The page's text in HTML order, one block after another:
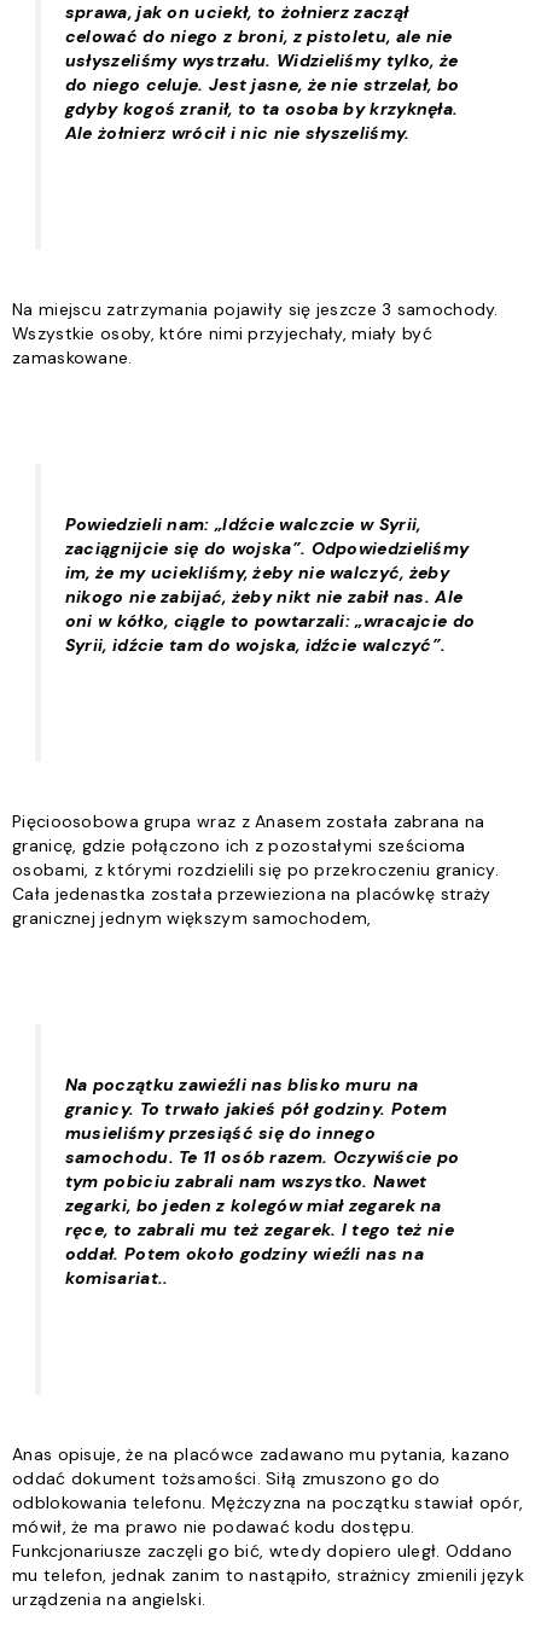
sprawa, jak on uciekł, to żołnierz zaczął
celować do niego z broni, z pistoletu, ale nie
usłyszeliśmy wystrzału. Widzieliśmy tylko, że
do niego celuje. Jest jasne, że nie strzelał, bo
gdyby kogoś zranił, to ta osoba by krzyknęła.
Ale żołnierz wrócił i nic nie słyszeliśmy.
Na miejscu zatrzymania pojawiły się jeszcze 3 samochody.
Wszystkie osoby, które nimi przyjechały, miały być
zamaskowane.
Powiedzieli nam: „Idźcie walczcie w Syrii,
zaciągnijcie się do wojska”. Odpowiedzieliśmy
im, że my uciekliśmy, żeby nie walczyć, żeby
nikogo nie zabijać, żeby nikt nie zabił nas. Ale
oni w kółko, ciągle to powtarzali: „wracajcie do
Syrii, idźcie tam do wojska, idźcie walczyć”.
Pięcioosobowa grupa wraz z Anasem została zabrana na
granicę, gdzie połączono ich z pozostałymi sześcioma
osobami, z którymi rozdzielili się po przekroczeniu granicy.
Cała jedenastka została przewieziona na placówkę straży
granicznej jednym większym samochodem,
Na początku zawieźli nas blisko muru na
granicy. To trwało jakieś pół godziny. Potem
musieliśmy przesiąść się do innego
samochodu. Te 11 osób razem. Oczywiście po
tym pobiciu zabrali nam wszystko. Nawet
zegarki, bo jeden z kolegów miał zegarek na
ręce, to zabrali mu też zegarek. I tego też nie
oddał. Potem około godziny wieźli nas na
komisariat..
Anas opisuje, że na placówce zadawano mu pytania, kazano
oddać dokument tożsamości. Siłą zmuszono go do
odblokowania telefonu. Mężczyzna na początku stawiał opór,
mówił, że ma prawo nie podawać kodu dostępu.
Funkcjonariusze zaczęli go bić, wtedy dopiero uległ. Oddano
mu telefon, jednak zanim to nastąpiło, strażnicy zmienili język
urządzenia na angielski.